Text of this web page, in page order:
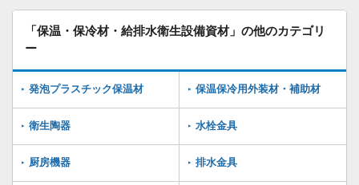
「保温・保冷材・給排水衛生設備資材」の他のカテゴリ
ー
発泡プラスチック保温材 保温保冷用外装材・補助材
衛生陶器 水栓金具
厨房機器 排水金具